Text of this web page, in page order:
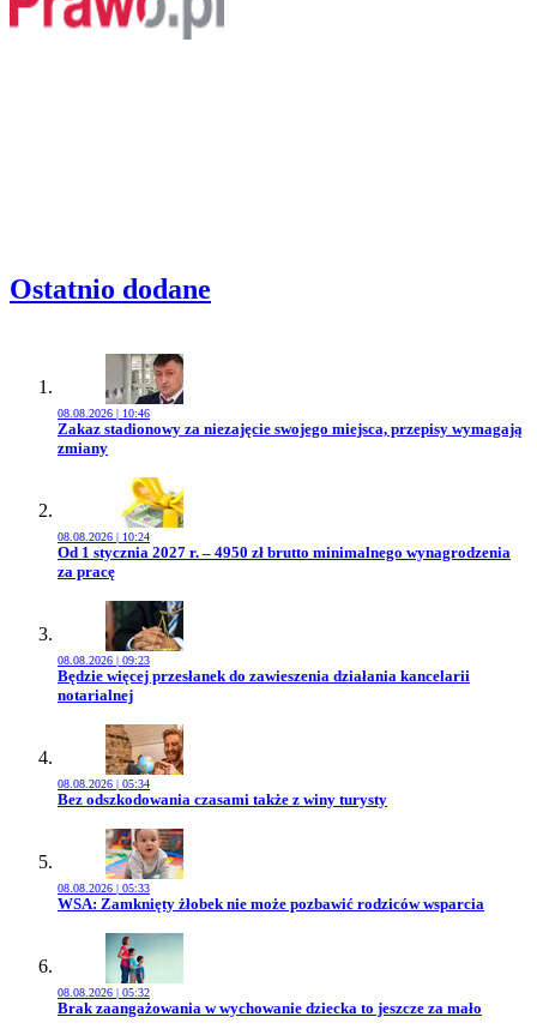
Ostatnio dodane
08.08.2026 | 10:46
Przejdź do artykułu:
Zakaz stadionowy za niezajęcie swojego miejsca, przepisy wymagają
zmiany
08.08.2026 | 10:24
Przejdź do artykułu:
Od 1 stycznia 2027 r. – 4950 zł brutto minimalnego wynagrodzenia
za pracę
08.08.2026 | 09:23
Przejdź do artykułu:
Będzie więcej przesłanek do zawieszenia działania kancelarii
notarialnej
08.08.2026 | 05:34
Przejdź do artykułu:
Bez odszkodowania czasami także z winy turysty
08.08.2026 | 05:33
Przejdź do artykułu:
WSA: Zamknięty żłobek nie może pozbawić rodziców wsparcia
08.08.2026 | 05:32
Przejdź do artykułu:
Brak zaangażowania w wychowanie dziecka to jeszcze za mało